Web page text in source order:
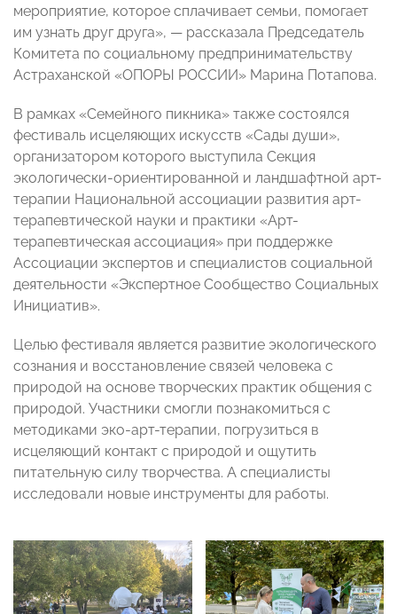
мероприятие, которое сплачивает семьи, помогает
им узнать друг друга», — рассказала Председатель
Комитета по социальному предпринимательству
Астраханской «ОПОРЫ РОССИИ» Марина Потапова.
В рамках «Семейного пикника» также состоялся
фестиваль исцеляющих искусств «Сады души»,
организатором которого выступила Секция
экологически-ориентированной и ландшафтной арт-
терапии Национальной ассоциации развития арт-
терапевтической науки и практики «Арт-
терапевтическая ассоциация» при поддержке
Ассоциации экспертов и специалистов социальной
деятельности «Экспертное Сообщество Социальных
Инициатив».
Целью фестиваля является развитие экологического
сознания и восстановление связей человека с
природой на основе творческих практик общения с
природой. Участники смогли познакомиться с
методиками эко-арт-терапии, погрузиться в
исцеляющий контакт с природой и ощутить
питательную силу творчества. А специалисты
исследовали новые инструменты для работы.